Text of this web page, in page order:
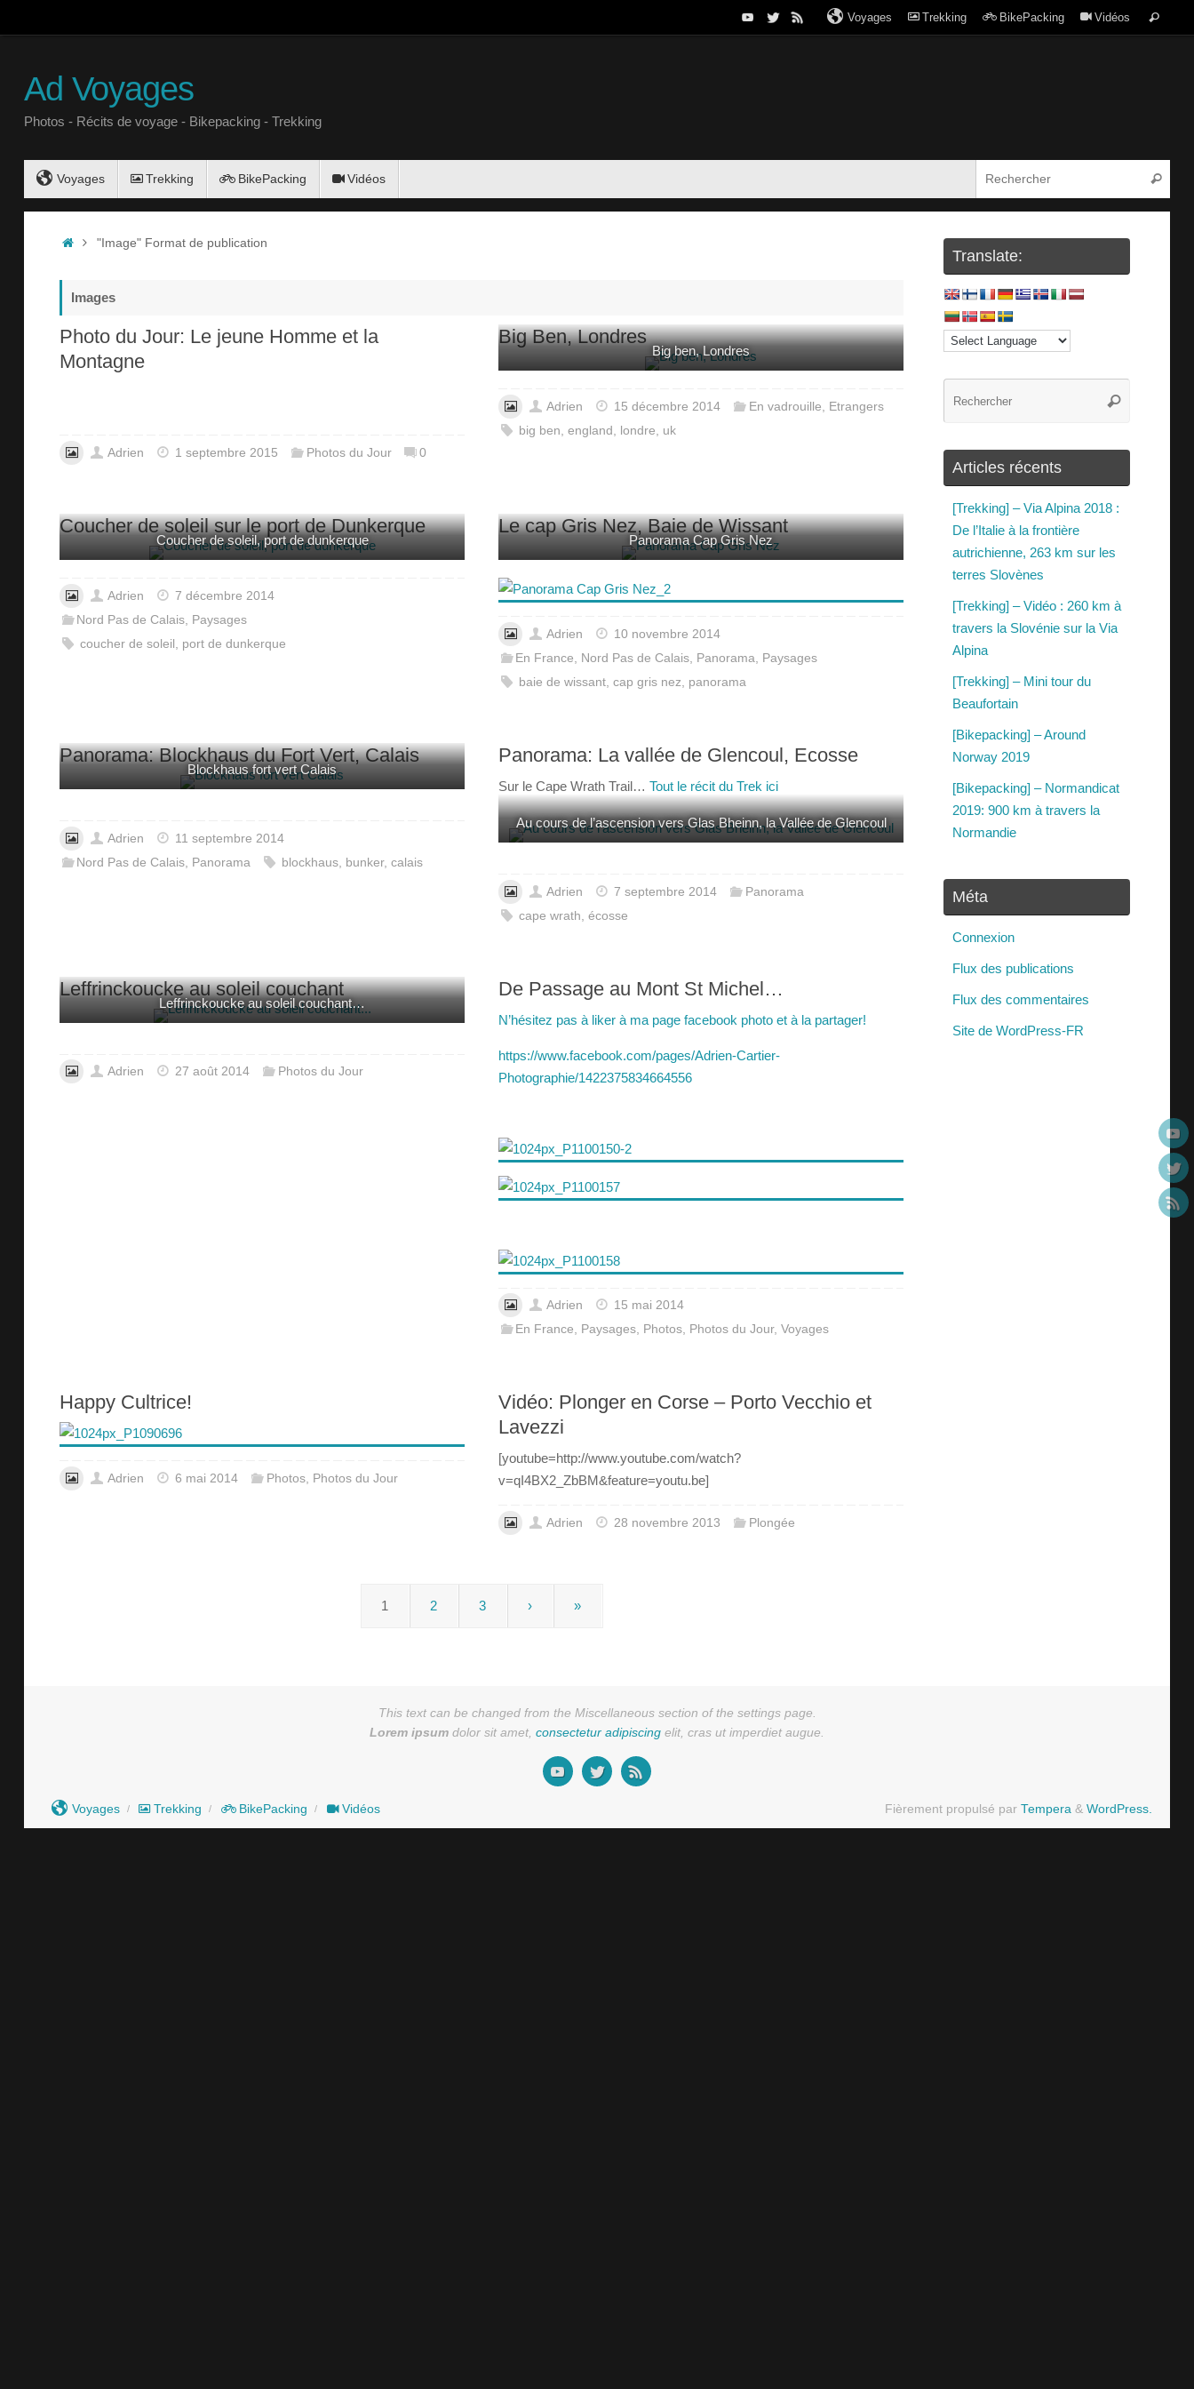
Voyages Trekking BikePacking Vidéos
Ad Voyages
Photos - Récits de voyage - Bikepacking - Trekking
Voyages Trekking BikePacking Vidéos
"Image" Format de publication
Images
Photo du Jour: Le jeune Homme et la
Montagne
Adrien 1 septembre 2015 Photos du Jour 0
Big Ben, Londres
Big ben, Londres
Adrien 15 décembre 2014 En vadrouille, Etrangers
big ben,england , londre, uk
Coucher de soleil sur le port de Dunkerque
Coucher de soleil, port de dunkerque
Adrien
7 décembre 2014
Nord Pas de Calais
Paysages
coucher de soleil
port de dunkerque
Le cap Gris Nez, Baie de Wissant
Panorama Cap Gris Nez
Adrien
10 novembre 2014
En France
Nord Pas de Calais Panorama
Paysages
baie de wissant ,cap gris nez panorama
Panorama: Blockhaus du Fort Vert, Calais
Blockhaus fort vert Calais
Adrien
11 septembre 2014
Nord Pas de Calais Panorama blockhaus bunker,calais
Panorama: La vallée de Glencoul, Ecosse
Sur le Cape Wrath Trail… Tout le récit du Trek ici
Au cours de l’ascension vers Glas Bheinn, la Vallée de Glencoul
Adrien 7 septembre 2014
Panorama
cape wrath ,écosse
Leffrinckoucke au soleil couchant
Leffrinckoucke au soleil couchant…
Adrien 27 août 2014 Photos du Jour
De Passage au Mont St Michel…
N’hésitez pas à liker à ma page facebook photo et à la partager!
https://www.facebook.com/pages/Adrien-Cartier-
Photographie/1422375834664556
Adrien
15 mai 2014
En France, Paysages, Photos, Photos du Jour,Voyages
Happy Cultrice!
Adrien 6 mai 2014 Photos, Photos du Jour
Vidéo: Plonger en Corse – Porto Vecchio et
Lavezzi
[youtube=http://www.youtube.com/watch?
v=qI4BX2_ZbBM&feature=youtu.be]
Adrien 28 novembre 2013 Plongée
1 2 3 › »
Translate:
Articles récents
[Trekking] – Via Alpina 2018 :
De l’Italie à la frontière
autrichienne, 263 km sur les
terres Slovènes
[Trekking] – Vidéo : 260 km à
travers la Slovénie sur la Via
Alpina
[Trekking] – Mini tour du
Beaufortain
[Bikepacking] – Around
Norway 2019
[Bikepacking] – Normandicat
2019: 900 km à travers la
Normandie
Méta
Connexion
Flux des publications
Flux des commentaires
Site de WordPress-FR
This text can be changed from the Miscellaneous section of the settings page.
Lorem ipsum dolor sit amet, consectetur adipiscing elit, cras ut imperdiet augue.
Voyages Trekking BikePacking Vidéos Fièrement propulsé par Tempera & WordPress.